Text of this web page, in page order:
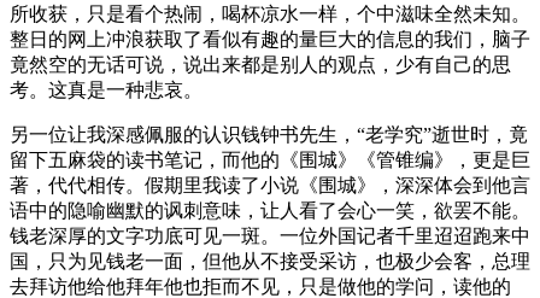
所收获，只是看个热闹，喝杯凉水一样，个中滋味全然未知。
整日的网上冲浪获取了看似有趣的量巨大的信息的我们，脑子
竟然空的无话可说，说出来都是别人的观点，少有自己的思
考。这真是一种悲哀。
另一位让我深感佩服的认识钱钟书先生，“老学究”逝世时，竟
留下五麻袋的读书笔记，而他的《围城》《管锥编》，更是巨
著，代代相传。假期里我读了小说《围城》，深深体会到他言
语中的隐喻幽默的讽刺意味，让人看了会心一笑，欲罢不能。
钱老深厚的文字功底可见一斑。一位外国记者千里迢迢跑来中
国，只为见钱老一面，但他从不接受采访，也极少会客，总理
去拜访他给他拜年他也拒而不见，只是做他的学问，读他的